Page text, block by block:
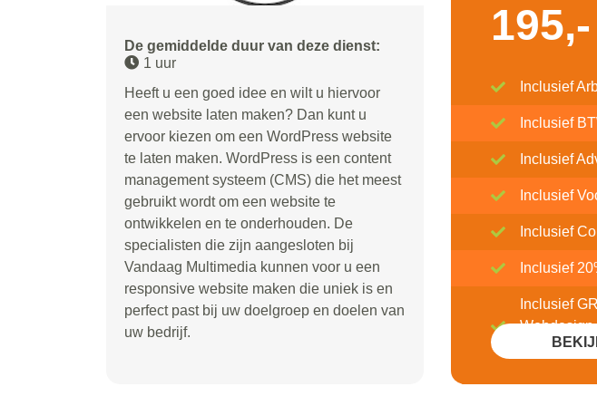
De gemiddelde duur van deze dienst:
1 uur
Heeft u een goed idee en wilt u hiervoor
een website laten maken? Dan kunt u
ervoor kiezen om een WordPress website
te laten maken. WordPress is een content
management systeem (CMS) die het meest
gebruikt wordt om een website te
ontwikkelen en te onderhouden. De
specialisten die zijn aangesloten bij
Vandaag Multimedia kunnen voor u een
responsive website maken die uniek is en
perfect past bij uw doelgroep en doelen van
uw bedrijf.
195,-
Inclusief
Inclusief
Inclusief
Inclusief
Inclusief
Inclusief
Inclusief
Webdesign
mobile)